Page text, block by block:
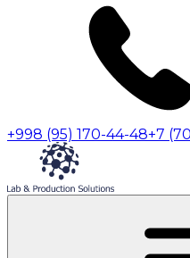
+998 (95) 170-44-48+7